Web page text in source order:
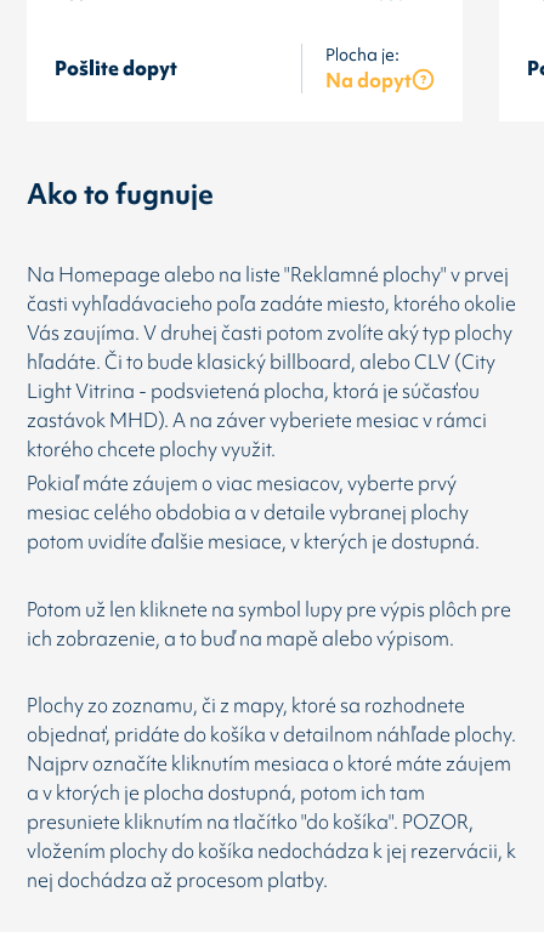
Pošlite dopyt
Plocha je:
Na dopyt
Ako to fugnuje
Na Homepage alebo na liste "Reklamné plochy" v prvej
časti vyhľadávacieho poľa zadáte miesto, ktorého okolie
Vás zaujíma. V druhej časti potom zvolíte aký typ plochy
hľadáte. Či to bude klasický billboard, alebo CLV (City
Light Vitrina - podsvietená plocha, ktorá je súčasťou
zastávok MHD). A na záver vyberiete mesiac v rámci
ktorého chcete plochy využit.
Pokiaľ máte záujem o viac mesiacov, vyberte prvý
mesiac celého obdobia a v detaile vybranej plochy
potom uvidíte ďalšie mesiace, v kterých je dostupná.
Potom už len kliknete na symbol lupy pre výpis plôch pre
ich zobrazenie, a to buď na mapě alebo výpisom.
Plochy zo zoznamu, či z mapy, ktoré sa rozhodnete
objednať, pridáte do košíka v detailnom náhľade plochy.
Najprv označíte kliknutím mesiaca o ktoré máte záujem
a v ktorých je plocha dostupná, potom ich tam
presuniete kliknutím na tlačítko "do košíka". POZOR,
vložením plochy do košíka nedochádza k jej rezervácii, k
nej dochádza až procesom platby.